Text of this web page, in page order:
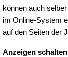
können auch
im Online-System
auf den Seiten der
Anzeigen